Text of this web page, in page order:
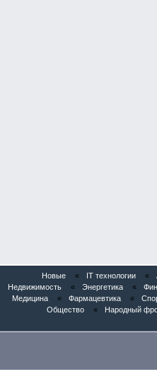
Новые « IT технологии «
Недвижимость
« Энергетика «
Медицина
« Фармацевтика «
Общество
« Народный